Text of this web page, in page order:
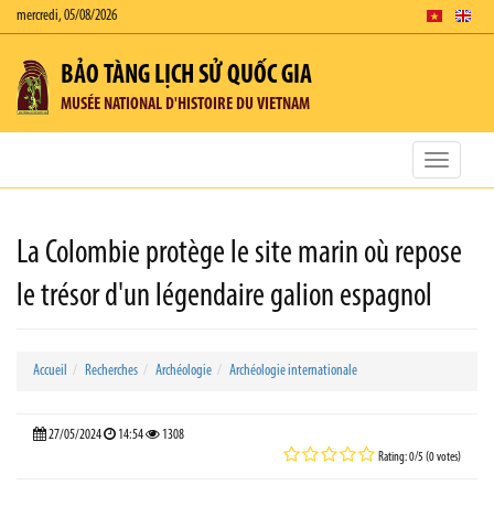
mercredi, 05/08/2026
BẢO TÀNG LỊCH SỬ QUỐC GIA
MUSÉE NATIONAL D'HISTOIRE DU VIETNAM
Toggle
La Colombie protège le site marin où repose
le trésor d'un légendaire galion espagnol
Accueil Recherches Archéologie Archéologie internationale
27/05/2024 14:54 1308
Rating: 0/5 (0 votes)